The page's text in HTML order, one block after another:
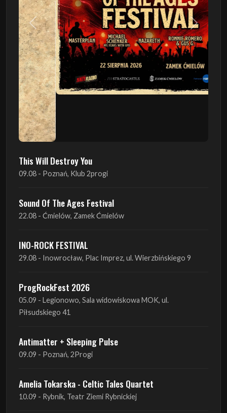
Poprzedni Następny
This Will Destroy You
09.08 - Poznań, Klub 2progi
Sound Of The Ages Festival
22.08 - Ćmielów, Zamek Ćmielów
INO-ROCK FESTIVAL
29.08 - Inowrocław, Plac Imprez, ul. Wierzbińskiego 9
ProgRockFest 2026
Antimatter + Sleeping Pulse
09.09 - Poznań, 2Progi
Amelia Tokarska - Celtic Tales Quartet
10.09 - Rybnik, Teatr Ziemi Rybnickiej
Antimatter + Sleeping Pulse